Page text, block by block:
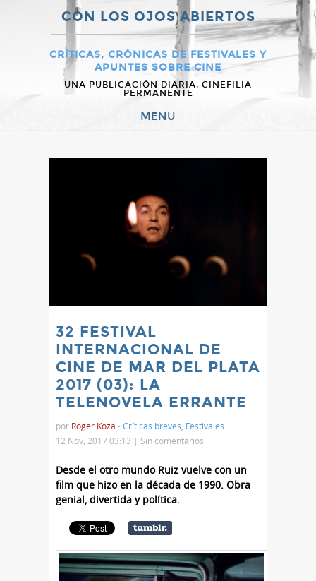
CON LOS OJOS ABIERTOS
CRÍTICAS, CRÓNICAS DE FESTIVALES Y
APUNTES SOBRE CINE
UNA PUBLICACIÓN DIARIA, CINEFILIA
PERMANENTE
MENU
32 FESTIVAL
INTERNACIONAL DE
CINE DE MAR DEL PLATA
2017 (03): LA
TELENOVELA ERRANTE
por Roger Koza -Críticas breves, Festivales
12 Nov, 2017 03:13 | Sin comentarios
Desde el otro mundo Ruiz vuelve con un
film que hizo en la década de 1990. Obra
genial, divertida y política.